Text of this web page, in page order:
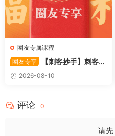
圈友专属课程
圈友专享
【刺客抄手】刺客炒
手20260727交易之道-终极心
法 视频
2026-08-10
评论 0
请先